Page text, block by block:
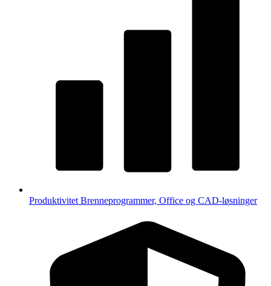
Produktivitet Brenneprogrammer, Office og CAD-løsninger